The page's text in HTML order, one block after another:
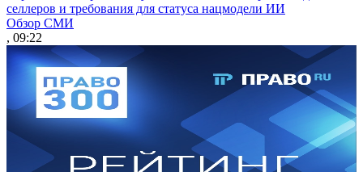
селлеров и требования для статуса нацмодели ИИ
Обзор СМИ
, 09:22